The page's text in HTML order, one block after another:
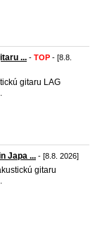
... - TOP - [8.8.
gitaru LAG
Japa ... - [8.8. 2026]
gitaru